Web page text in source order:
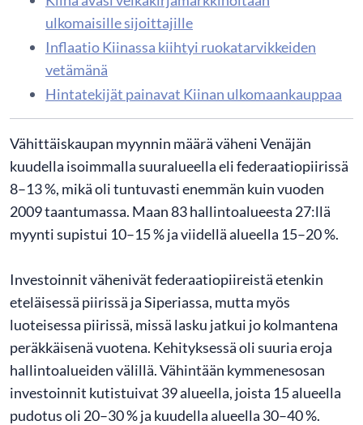
ulkomaisille sijoittajille
Inflaatio Kiinassa kiihtyi ruokatarvikkeiden
vetämänä
Hintatekijät painavat Kiinan ulkomaankauppaa
Vähittäiskaupan myynnin määrä väheni Venäjän
kuudella isoimmalla suuralueella eli federaatiopiirissä
8–13 %, mikä oli tuntuvasti enemmän kuin vuoden
2009 taantumassa. Maan 83 hallintoalueesta 27:llä
myynti supistui 10–15 % ja viidellä alueella 15–20 %.
Investoinnit vähenivät federaatiopiireistä etenkin
eteläisessä piirissä ja Siperiassa, mutta myös
luoteisessa piirissä, missä lasku jatkui jo kolmantena
peräkkäisenä vuotena. Kehityksessä oli suuria eroja
hallintoalueiden välillä. Vähintään kymmenesosan
investoinnit kutistuivat 39 alueella, joista 15 alueella
pudotus oli 20–30 % ja kuudella alueella 30–40 %.